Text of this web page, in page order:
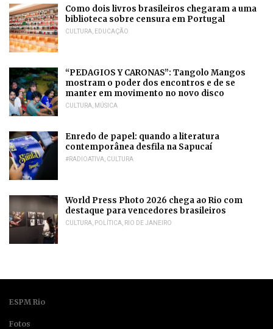
Como dois livros brasileiros chegaram a uma
biblioteca sobre censura em Portugal
CULTURA EDUCAÇÃO
“PEDAGIOS Y CARONAS”: Tangolo Mangos
mostram o poder dos encontros e de se
manter em movimento no novo disco
CULTURA MÚSICA
Enredo de papel: quando a literatura
contemporânea desfila na Sapucaí
#RADIOATIVA CULTURA
World Press Photo 2026 chega ao Rio com
destaque para vencedores brasileiros
CULTURA POLÍTICA RIO DE JANEIRO
ESPM Rio
Fotos